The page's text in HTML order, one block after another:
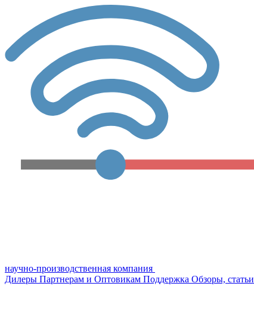
научно-производственная компания
Дилеры Партнерам и Оптовикам Поддержка Обзоры, статьи